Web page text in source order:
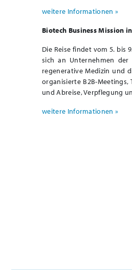
weitere Informationen »
Biotech Business Mission
Die Reise findet vom 5. bis
sich an Unternehmen der
regenerative Medizin und
organisierte B2B-
und Abreise, Verpflegung
weitere Informationen »